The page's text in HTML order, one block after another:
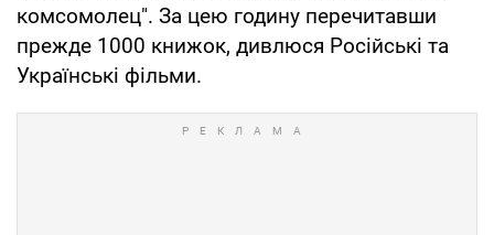
комсомолец". За цею годину перечитавши
прежде 1000 книжок, дивлюся Російські та
Українські фільми.